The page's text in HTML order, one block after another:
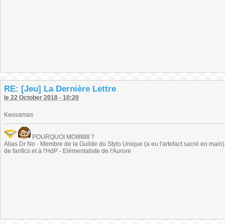
RE: [Jeu] La Dernière Lettre
le 22 October 2018 - 10:20
Keosamas
POURQUOI MOIIIIIIIII ?
Alias Dr No - Membre de la Guilde du Stylo Unique (a eu l'artefact sacré en
de fanfics et à l'HdP - Elémentaliste de l'Aurore